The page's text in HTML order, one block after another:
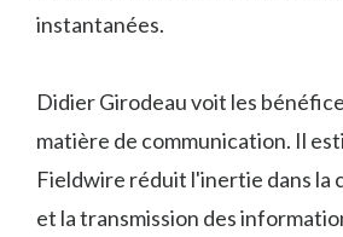
instantanées.
Didier Girodeau voit les
matière de communication. Il
Fieldwire réduit l'inertie dans la
et la transmission des